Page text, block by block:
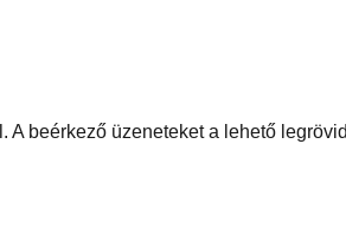
A beérkező üzeneteket a lehető